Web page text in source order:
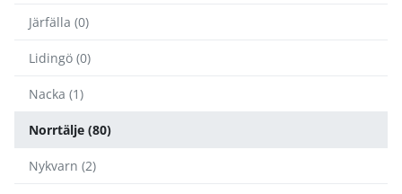
Järfälla (0)
Lidingö (0)
Nacka (1)
Norrtälje (80)
Nykvarn (2)